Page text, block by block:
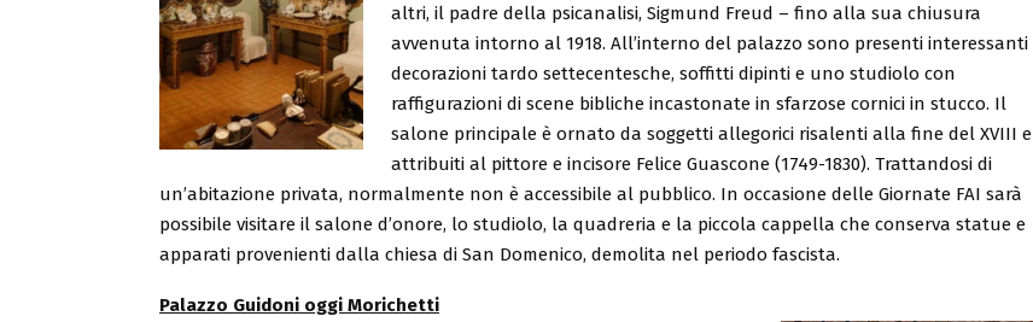
altri, il padre della psicanalisi, Sigmund Freud – fino alla sua chiusura
avvenuta intorno al 1918. All’interno del palazzo sono presenti interessanti
decorazioni tardo settecentesche, soffitti dipinti e uno studiolo con
raffigurazioni di scene bibliche incastonate in sfarzose cornici in stucco. Il
salone principale è ornato da soggetti allegorici risalenti alla fine del XVIII e
attribuiti al pittore e incisore Felice Guascone (1749-1830). Trattandosi di
un’abitazione privata, normalmente non è accessibile al pubblico. In occasione delle Giornate FAI sarà
possibile visitare il salone d’onore, lo studiolo, la quadreria e la piccola cappella che conserva statue e
apparati provenienti dalla chiesa di San Domenico, demolita nel periodo fascista.
Palazzo Guidoni oggi Morichetti